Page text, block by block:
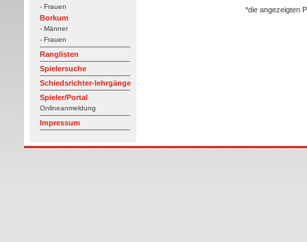
- Frauen
Borkum
- Männer
- Frauen
Ranglisten
Spielersuche
Schiedsrichter-lehrgänge
Spieler/Portal
Onlineanmeldung
Impressum
*die angezeigten